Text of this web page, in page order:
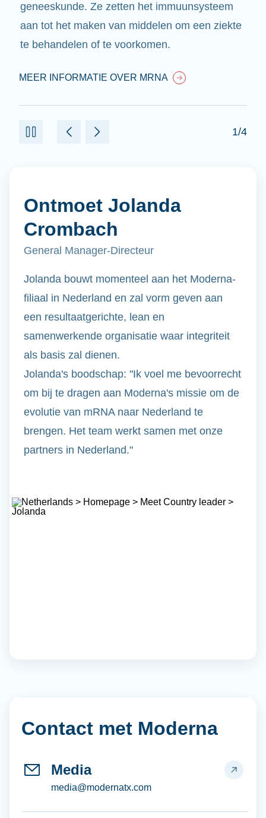
geneeskunde. Ze zetten het immuunsysteem
aan tot het maken van middelen om een ziekte
te behandelen of te voorkomen.
MEER INFORMATIE OVER MRNA
1/4
Ontmoet Jolanda
Crombach
General Manager-Directeur
Jolanda bouwt momenteel aan het Moderna-
filiaal in Nederland en zal vorm geven aan
een resultaatgerichte, lean en
samenwerkende organisatie waar integriteit
als basis zal dienen.
Jolanda's boodschap: "Ik voel me bevoorrecht
om bij te dragen aan Moderna's missie om de
evolutie van mRNA naar Nederland te
brengen. Het team werkt samen met onze
partners in Nederland."
Contact met Moderna
Media
media@modernatx.com